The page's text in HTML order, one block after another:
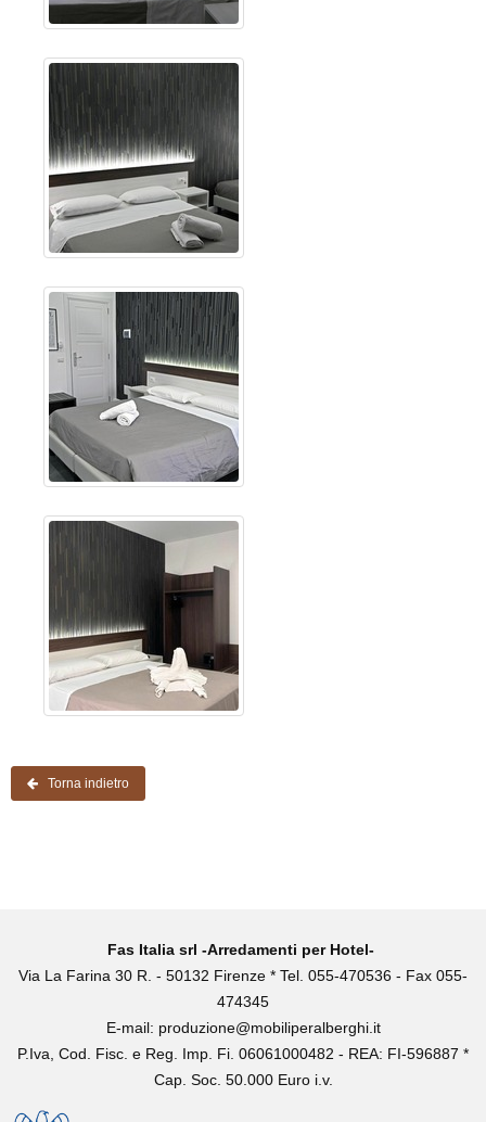
Torna indietro
Fas Italia srl -Arredamenti per Hotel-
Via La Farina 30 R. - 50132 Firenze * Tel. 055-470536 - Fax 055-
474345
E-mail: produzione@mobiliperalberghi.it
P.Iva, Cod. Fisc. e Reg. Imp. Fi. 06061000482 - REA: FI-596887 *
Cap. Soc. 50.000 Euro i.v.